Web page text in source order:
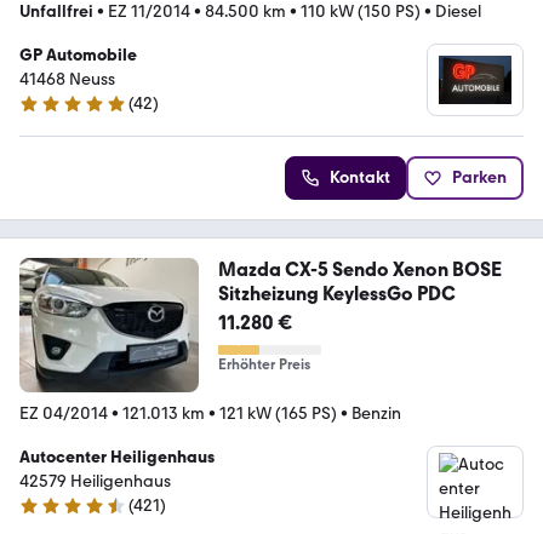
Unfallfrei • EZ 11/2014• 84.500 km • 110 kW (150 PS) • Diesel
GP Automobile
41468 Neuss
5 Sterne
(42)
Kontakt Parken
Mazda CX-5 Sendo Xenon BOSE
Sitzheizung KeylessGo PDC
11.280 €
Erhöhter Preis
EZ 04/2014• 121.013 km • 121 kW (165 PS) • Benzin
Autocenter Heiligenhaus
42579 Heiligenhaus
4.5 Sterne
(421)